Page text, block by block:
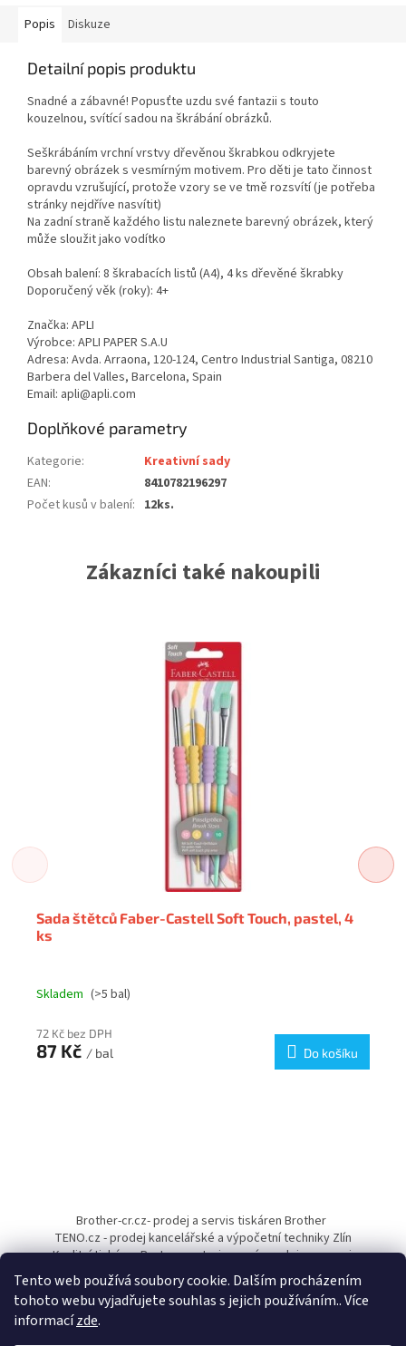
Tento web používá soubory cookie. Dalším procházením
tohoto webu vyjadřujete souhlas s jejich používáním.. Více
informacízde.
Popis Diskuze
Detailní popis produktu
Snadné a zábavné! Popusťte uzdu své fantazii s touto
kouzelnou, svítící sadou na škrábání obrázků.
Seškrábáním vrchní vrstvy dřevěnou škrabkou odkryjete
barevný obrázek s vesmírným motivem. Pro děti je tato činnost
opravdu vzrušující, protože vzory se ve tmě rozsvítí (je potřeba
stránky nejdříve nasvítit)
Na zadní straně každého listu naleznete barevný obrázek, který
může sloužit jako vodítko
Obsah balení: 8 škrabacích listů (A4), 4 ks dřevěné škrabky
Doporučený věk (roky): 4+
Značka: APLI
Výrobce: APLI PAPER S.A.U
Adresa: Avda. Arraona, 120-124, Centro Industrial Santiga, 08210
Barbera del Valles, Barcelona, Spain
Email: apli@apli.com
Doplňkové parametry
Kategorie:
Kreativní sady
EAN:
8410782196297
Počet kusů v balení: 12ks.
Zákazníci také nakoupili
Sada štětců Faber-Castell Soft Touch, pastel, 4
ks
Skladem (>5 bal)
72 Kč bez DPH
87 Kč / bal Do košíku
a
Brother-cr.cz- prodej a servis tiskáren Brother
TENO.cz - prodej kancelářské a výpočetní techniky Zlín
Kvalitní tiskárny Pantum - autorizovaný prodejce a servis